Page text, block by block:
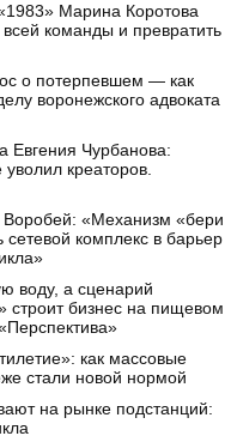
Марина Коротова
всей команды и превратить
о потерпевшем — как
воронежского адвоката
Евгения Чурбанова:
креаторов.
Воробей: «Механизм «бери
сетевой комплекс в барьер
воду, а сценарий
строит бизнес на пищевом
как массовые
стали новой нормой
на рынке подстанций: